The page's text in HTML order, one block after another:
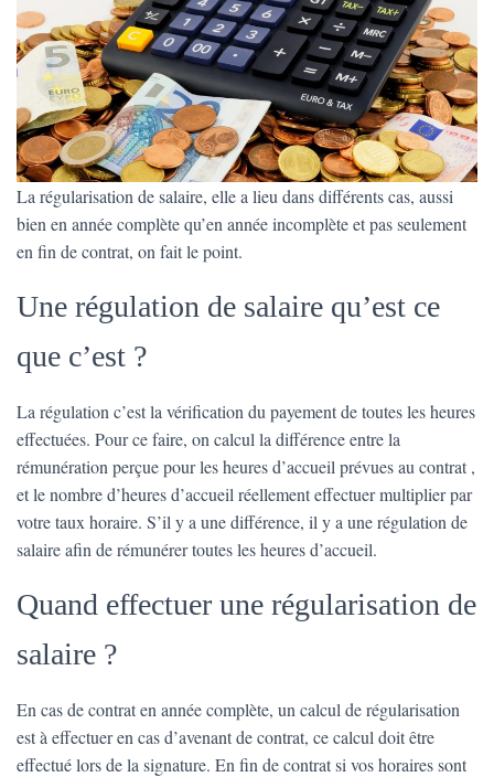
La régularisation de salaire, elle a lieu dans différents cas, aussi
bien en année complète qu’en année incomplète et pas seulement
en fin de contrat, on fait le point.
Une régulation de salaire qu’est ce
que c’est ?
La régulation c’est la vérification du payement de toutes les heures
effectuées. Pour ce faire, on calcul la différence entre la
rémunération perçue pour les heures d’accueil prévues au contrat ,
et le nombre d’heures d’accueil réellement effectuer multiplier par
votre taux horaire. S’il y a une différence, il y a une régulation de
salaire afin de rémunérer toutes les heures d’accueil.
Quand effectuer une régularisation de
salaire ?
En cas de contrat en année complète, un calcul de régularisation
est à effectuer en cas d’avenant de contrat, ce calcul doit être
effectué lors de la signature. En fin de contrat si vos horaires sont